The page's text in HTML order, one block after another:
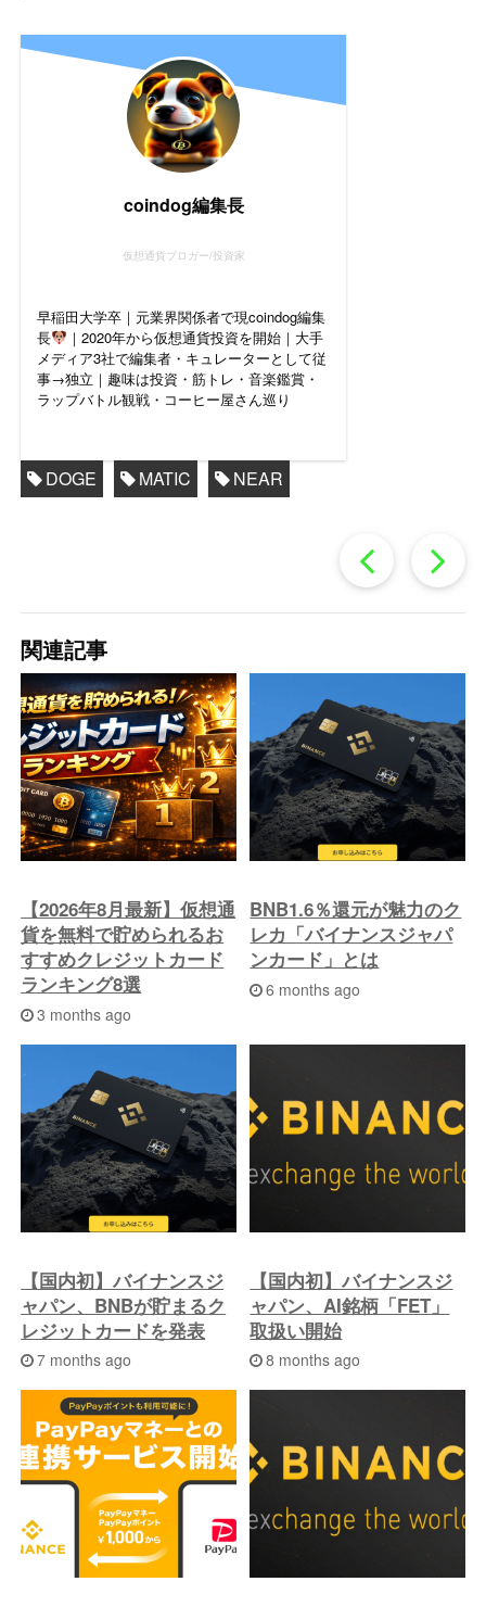
coindog編集長
仮想通貨ブロガー/投資家
早稲田大学卒｜元業界関係者で現coindog編集
長
｜2020年から仮想通貨投資を開始｜大手
メディア3社で編集者・キュレーターとして従
事→独立｜趣味は投資・筋トレ・音楽鑑賞・
ラップバトル観戦・コーヒー屋さん巡り
DOGE MATIC NEAR
過
去
の
投
稿
へ
関連記事
【2026年8月最新】仮想通
貨を無料で貯められるお
すすめクレジットカード
ランキング8選
3 months ago
BNB1.6％還元が魅力のク
レカ「バイナンスジャパ
ンカード」とは
6 months ago
【国内初】バイナンスジ
ャパン、BNBが貯まるク
レジットカードを発表
7 months ago
【国内初】バイナンスジ
ャパン、AI銘柄「FET」
取扱い開始
8 months ago